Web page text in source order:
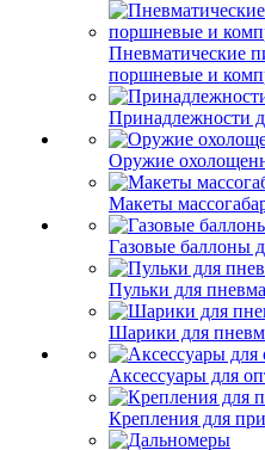
Пневматические
поршневые и
Принадлежности
Оружие
Макеты
Газовые баллоны
Пульки для
Шарики для
Аксессуары для
Крепления для